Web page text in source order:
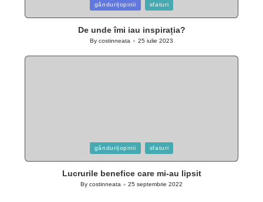
in
gânduri|opinii sfaturi
De unde îmi iau inspirația?
Posted
Bycostinneata 25 iulie 2023
in
gânduri|opinii sfaturi
Lucrurile benefice care mi-au lipsit
Posted
By costinneata 25 septembrie 2022